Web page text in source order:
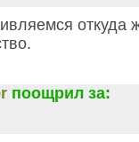
откуда
поощрил за: